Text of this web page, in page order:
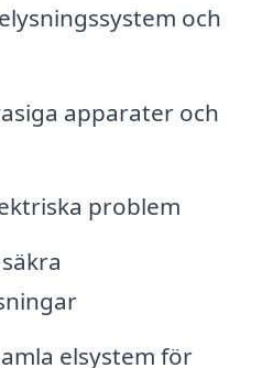
och
apparater och
problem
elsystem för